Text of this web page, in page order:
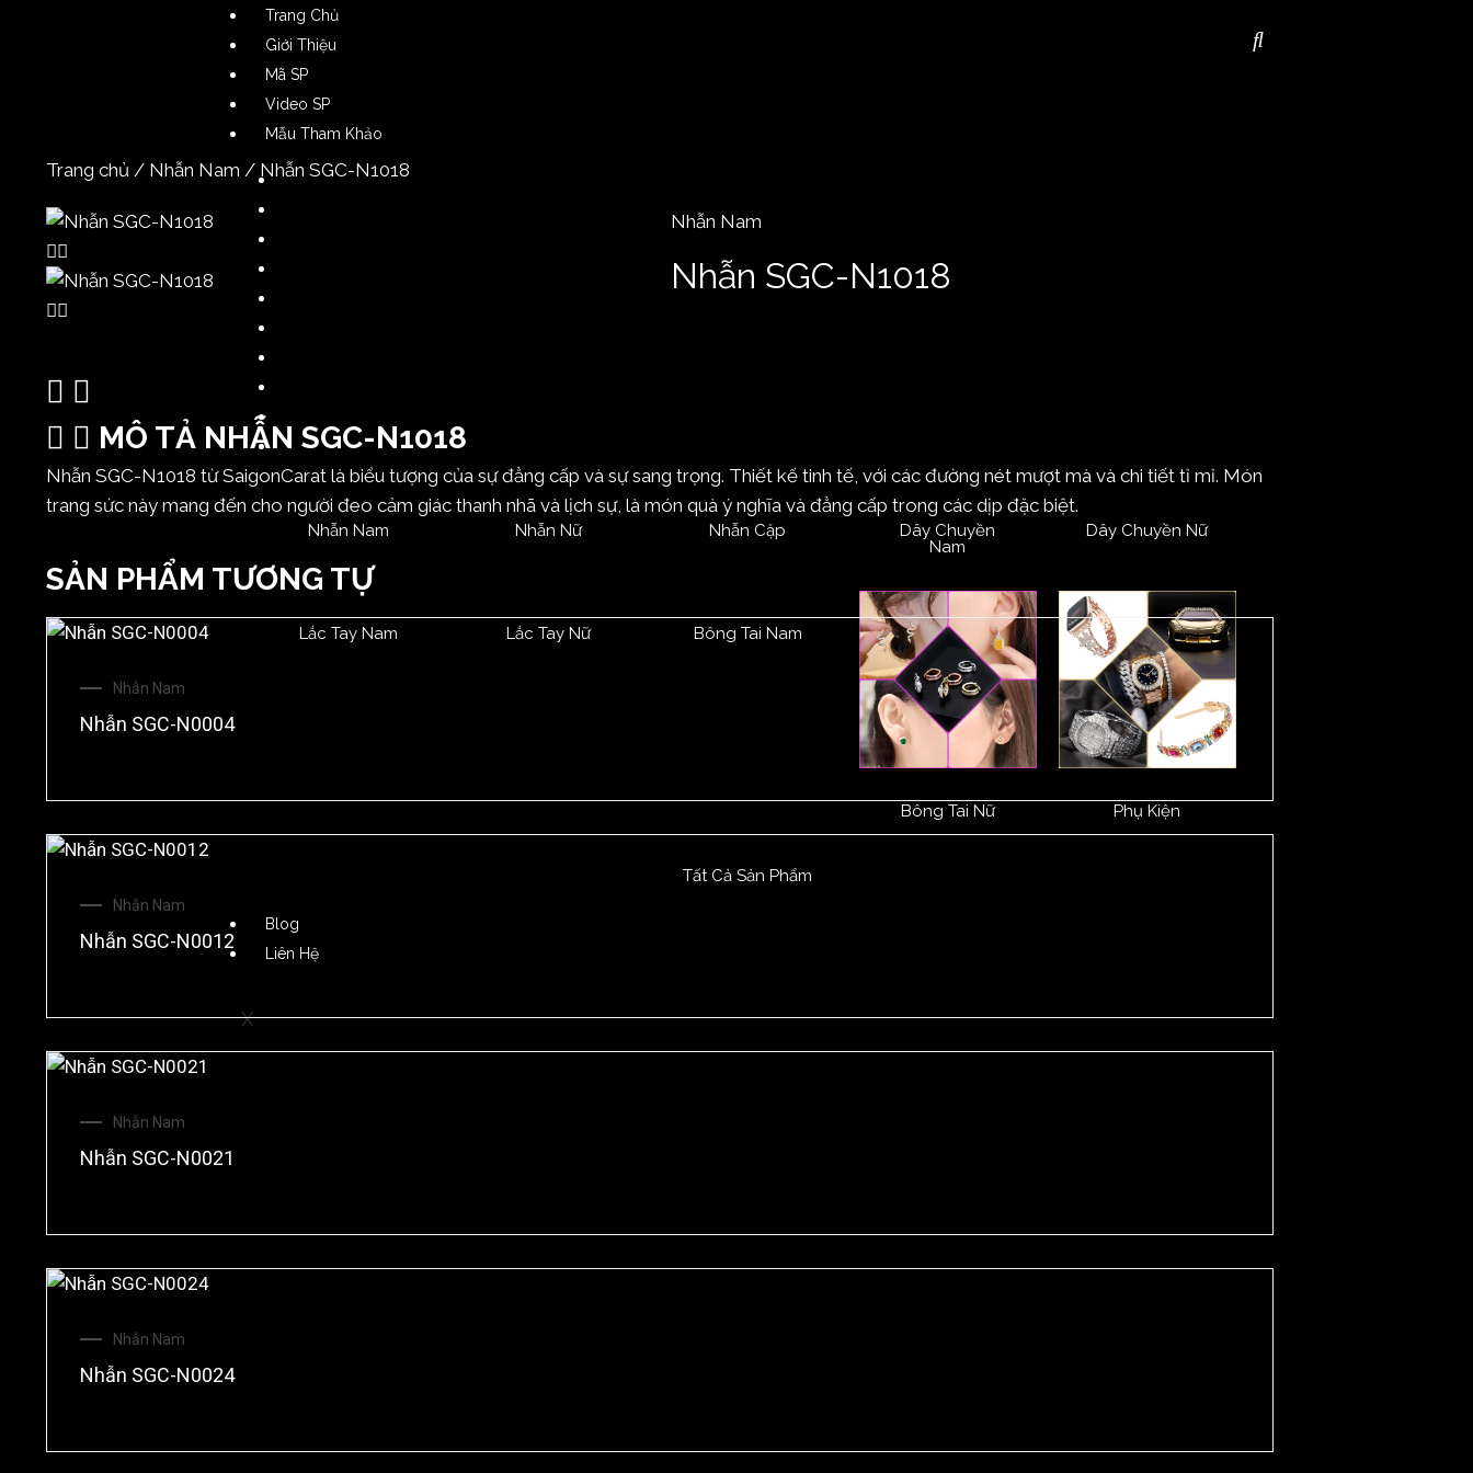
Trang Chủ
Giới Thiệu
Mã SP
Video SP
Mẫu Tham Khảo
Nhẫn Nam
Phụ Kiện
Nhẫn Nam Nhẫn Nữ Nhẫn Cặp
Dây Chuyền
Nam
Dây Chuyền Nữ
Lắc Tay Nam Lắc Tay Nữ Bông Tai Nam
Bông Tai Nữ Phụ Kiện
Tất Cả Sản Phẩm
Blog
Liên Hệ
X
Trang chủ / Nhẫn Nam / Nhẫn SGC-N1018
Nhẫn Nam
Nhẫn SGC-N1018
MÔ TẢ NHẪN SGC-N1018
Nhẫn SGC-N1018 từ SaigonCarat là biểu tượng của sự đẳng cấp và sự sang trọng. Thiết kế tinh tế, với các đường nét mượt mà và chi tiết tỉ mỉ. Món
trang sức này mang đến cho người đeo cảm giác thanh nhã và lịch sự, là món quà ý nghĩa và đẳng cấp trong các dịp đặc biệt.
SẢN PHẨM TƯƠNG TỰ
Nhẫn Nam
Nhẫn SGC-N0004
Nhẫn Nam
Nhẫn SGC-N0012
Nhẫn Nam
Nhẫn SGC-N0021
Nhẫn Nam
Nhẫn SGC-N0024